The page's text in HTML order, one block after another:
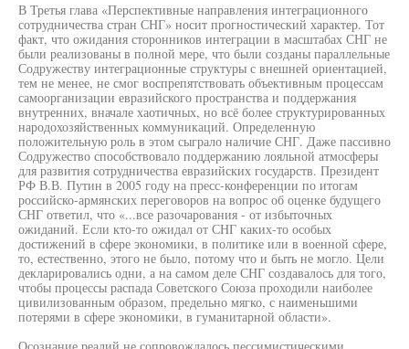
В Третья глава «Перспективные направления интеграционного
сотрудничества стран СНГ» носит прогностический характер. Тот
факт, что ожидания сторонников интеграции в масштабах СНГ не
были реализованы в полной мере, что были созданы параллельные
Содружеству интеграционные структуры с внешней ориентацией,
тем не менее, не смог воспрепятствовать объективным процессам
самоорганизации евразийского пространства и поддержания
внутренних, вначале хаотичных, но всё более структурированных
народохозяйственных коммуникаций. Определенную
положительную роль в этом сыграло наличие СНГ. Даже пассивно
Содружество способствовало поддержанию лояльной атмосферы
для развития сотрудничества евразийских государств. Президент
РФ В.В. Путин в 2005 году на пресс-конференции по итогам
российско-армянских переговоров на вопрос об оценке будущего
СНГ ответил, что «...все разочарования - от избыточных
ожиданий. Если кто-то ожидал от СНГ каких-то особых
достижений в сфере экономики, в политике или в военной сфере,
то, естественно, этого не было, потому что и быть не могло. Цели
декларировались одни, а на самом деле СНГ создавалось для того,
чтобы процессы распада Советского Союза проходили наиболее
цивилизованным образом, предельно мягко, с наименьшими
потерями в сфере экономики, в гуманитарной области».